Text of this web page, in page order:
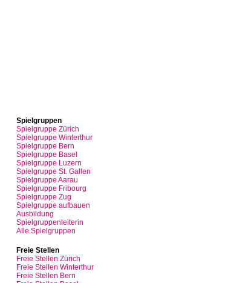
Spielgruppen
Spielgruppe Zürich
Spielgruppe Winterthur
Spielgruppe Bern
Spielgruppe Basel
Spielgruppe Luzern
Spielgruppe St. Gallen
Spielgruppe Aarau
Spielgruppe Fribourg
Spielgruppe Zug
Spielgruppe aufbauen
Ausbildung
Spielgruppenleiterin
Alle Spielgruppen
Freie Stellen
Freie Stellen Zürich
Freie Stellen Winterthur
Freie Stellen Bern